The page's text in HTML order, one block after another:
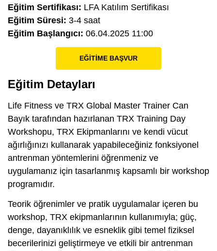
Eğitim Sertifikası: LFA Katılım Sertifikası
Eğitim Süresi: 3-4 saat
Eğitim Başlangıcı: 06.04.2025 11:00
EĞİTİME BAŞVUR
Eğitim Detayları
Life Fitness ve TRX Global Master Trainer Can
Bayık tarafından hazırlanan TRX Training Day
Workshopu, TRX Ekipmanlarını ve kendi vücut
ağırlığınızı kullanarak yapabileceğiniz fonksiyonel
antrenman yöntemlerini öğrenmeniz ve
uygulamanız için tasarlanmış kapsamlı bir workshop
programıdır.
Teorik öğrenimler ve pratik uygulamalar içeren bu
workshop, TRX ekipmanlarının kullanımıyla; güç,
denge, dayanıklılık ve esneklik gibi temel fiziksel
becerilerinizi geliştirmeye ve etkili bir antrenman